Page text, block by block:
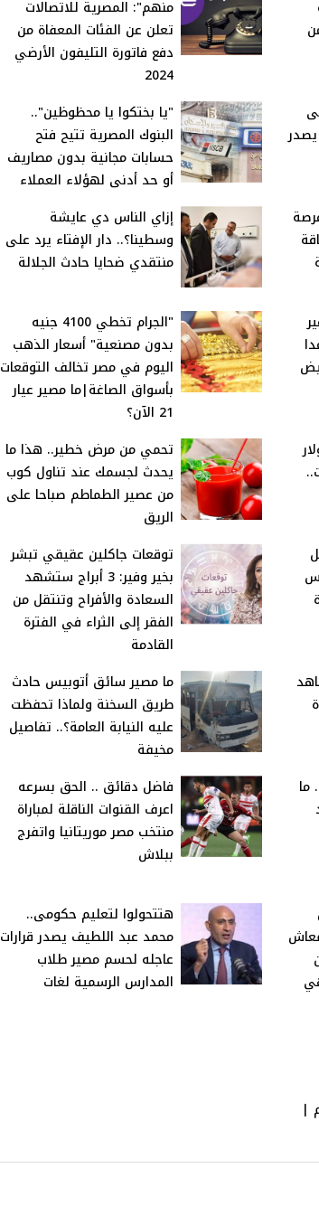
منهم": المصرية للاتصالات
تعلن عن الفئات المعفاة من
دفع فاتورة التليفون الأرضي
2024
"يا بختكوا يا محظوظين"..
البنوك المصرية تتيح فتح
حسابات مجانية بدون مصاريف
أو حد أدنى لهؤلاء العملاء
2025: فرصة
إزاي الناس دي عايشة
وسطينا؟.. دار الإفتاء يرد على
منتقدي ضحايا حادث الجلالة
"الجرام تخطي 4100 جنيه
بدون مصنعية" أسعار الذهب
اليوم في مصر تخالف التوقعات
بأسواق الصاغة|ما مصير عيار
21 الآن؟
تحمي من مرض خطير.. هذا ما
يحدث لجسمك عند تناول كوب
من عصير الطماطم صباحا على
الريق
توقعات جاكلين عقيقي تبشر
بخير وفير: 3 أبراج ستشهد
السعادة والأفراح وتنتقل من
الفقر إلى الثراء في الفترة
القادمة
ما مصير سائق أتوبيس حادث
طريق السخنة ولماذا تحفظت
عليه النيابة العامة؟.. تفاصيل
مخيفة
ما
فاضل دقائق .. الحق بسرعه
اعرف القنوات الناقلة لمباراة
منتخب مصر موريتانيا واتفرج
ببلاش
هتتحولوا لتعليم حكومى..
محمد عبد اللطيف يصدر قرارات
عاجله لحسم مصير طلاب
المدارس الرسمية لغات
3 أيام |